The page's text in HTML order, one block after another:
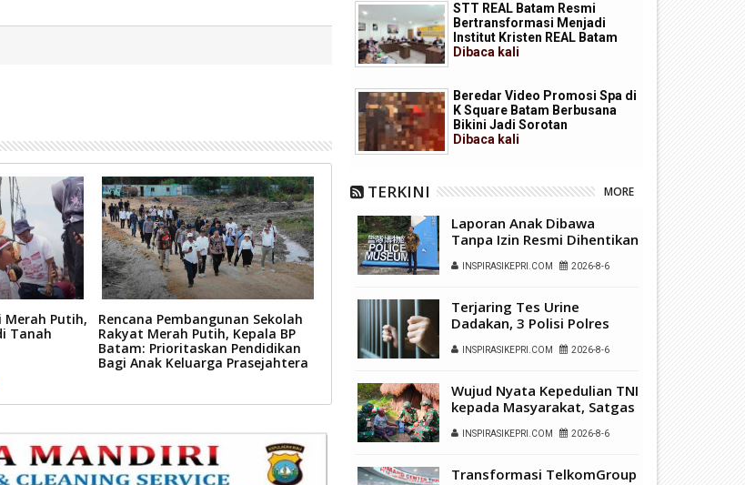
Merah Putih,
Tanah
Rencana Pembangunan Sekolah
Rakyat Merah Putih, Kepala BP
Batam: Prioritaskan Pendidikan
Bagi Anak Keluarga Prasejahtera
BP Batam Perkuat Transformasi
Digital melalui Pengembangan
Super Apps
Batam Masuk Daftar Daerah
Terbaik untuk Investasi di
Indonesia
STT REAL Batam Resmi
Bertransformasi Menjadi
Institut Kristen REAL Batam
Dibaca kali
Beredar Video Promosi Spa di
K Square Batam Berbusana
Bikini Jadi Sorotan
Dibaca kali
TERKINI MORE
Laporan Anak Dibawa
Tanpa Izin Resmi Dihentikan
Sengketa Hak Asuh
INSPIRASIKEPRI.COM 2026-8-6
Terjaring Tes Urine
Dadakan, 3 Polisi Polres
SabuINSPIRASIKEPRI.COM 2026-8-6
Wujud Nyata Kepedulian TNI
kepada Masyarakat, Satgas
Pengobatan Keliling di
INSPIRASIKEPRI.COM 2026-8-6
Transformasi TelkomGroup